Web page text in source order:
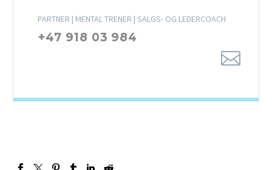
PARTNER | MENTAL TRENER | SALGS- OG LEDERCOACH
+47 918 03 984